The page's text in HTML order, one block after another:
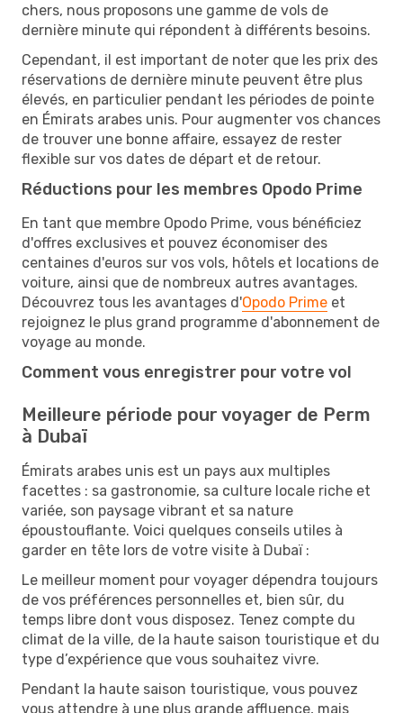
chers, nous proposons une gamme de vols de
dernière minute qui répondent à différents besoins.
Cependant, il est important de noter que les prix des
réservations de dernière minute peuvent être plus
élevés, en particulier pendant les périodes de pointe
en Émirats arabes unis. Pour augmenter vos chances
de trouver une bonne affaire, essayez de rester
flexible sur vos dates de départ et de retour.
Réductions pour les membres Opodo Prime
En tant que membre Opodo Prime, vous bénéficiez
d'offres exclusives et pouvez économiser des
centaines d'euros sur vos vols, hôtels et locations de
voiture, ainsi que de nombreux autres avantages.
Découvrez tous les avantages d'Opodo Prime et
rejoignez le plus grand programme d'abonnement de
voyage au monde.
Comment vous enregistrer pour votre vol
Meilleure période pour voyager de Perm
à Dubaï
Émirats arabes unis est un pays aux multiples
facettes : sa gastronomie, sa culture locale riche et
variée, son paysage vibrant et sa nature
époustouflante. Voici quelques conseils utiles à
garder en tête lors de votre visite à Dubaï :
Le meilleur moment pour voyager dépendra toujours
de vos préférences personnelles et, bien sûr, du
temps libre dont vous disposez. Tenez compte du
climat de la ville, de la haute saison touristique et du
type d’expérience que vous souhaitez vivre.
Pendant la haute saison touristique, vous pouvez
vous attendre à une plus grande affluence, mais